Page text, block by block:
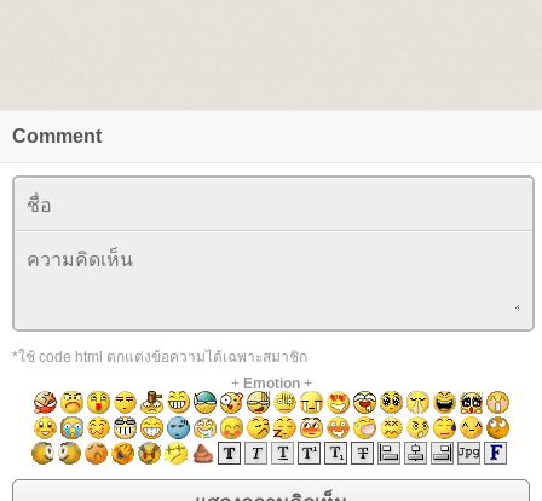
Comment
*ใช้ code html ตกแต่งข้อความได้เฉพาะสมาชิก
+ Emotion+